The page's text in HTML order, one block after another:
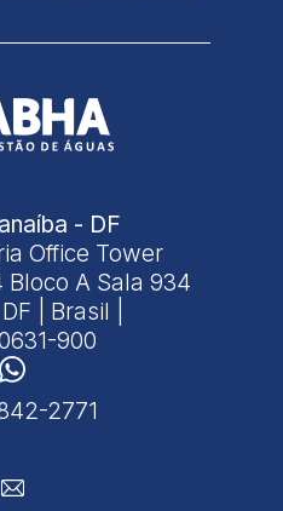
- DF
Office Tower
Bloco A Sala 934
| Brasil |
900
2771